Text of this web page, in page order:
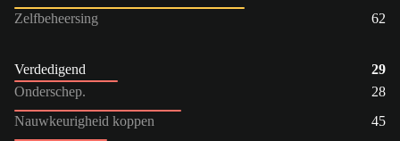
Zelfbeheersing
62
Verdedigend
29
Onderschep.
28
Nauwkeurigheid koppen
45